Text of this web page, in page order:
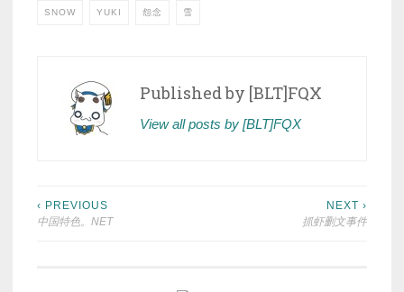
SNOW YUKI 怨念 雪
Published by [BLT]FQX
View all posts by [BLT]FQX
Post
‹ PREVIOUS
中国特色。NET
NEXT ›
抓虾删文事件